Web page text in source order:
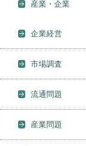
産業・企業
企業経営
市場調査
流通問題
産業問題